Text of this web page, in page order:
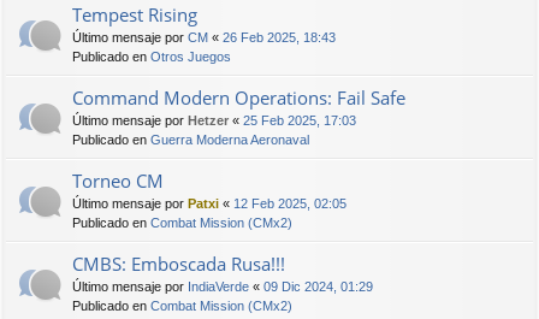
Tempest Rising
Último mensaje por CM « 26 Feb 2025, 18:43
Publicado en Otros Juegos
Command Modern Operations: Fail Safe
Último mensaje por Hetzer « 25 Feb 2025, 17:03
Publicado en Guerra Moderna Aeronaval
Torneo CM
Último mensaje por Patxi « 12 Feb 2025, 02:05
Publicado en Combat Mission (CMx2)
CMBS: Emboscada Rusa!!!
Último mensaje por IndiaVerde « 09 Dic 2024, 01:29
Publicado en Combat Mission (CMx2)